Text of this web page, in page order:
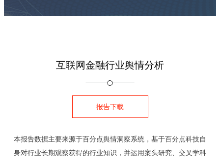
互联网金融行业舆情分析
报告下载
本报告数据主要来源于百分点舆情洞察系统，基于百分点科技自
身对行业长期观察获得的行业知识，并运用案头研究、交叉学科